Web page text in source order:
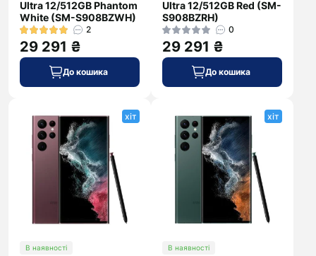
Ultra 12/512GB Phantom
White (SM-S908BZWH)
2
29 291 ₴
До кошика
Ultra 12/512GB Red (SM-
S908BZRH)
0
29 291 ₴
До кошика
хіт
В наявності
хіт
В наявності